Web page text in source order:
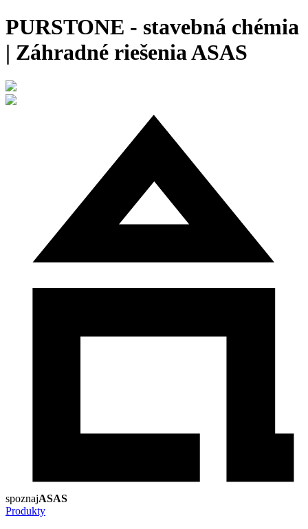
PURSTONE - stavebná chémia
| Záhradné riešenia ASAS
spoznajASAS
Produkty